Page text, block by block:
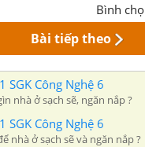
Bình
Bài tiếp theo
SGK Công Nghệ 6
nhà ở sạch sẽ, ngăn nắp ?
SGK Công Nghệ 6
nhà ở sạch sẽ và ngăn nắp ?